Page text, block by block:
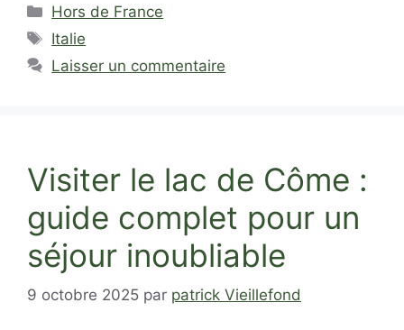
Catégories
Hors de France
Étiquettes
Italie
Laisser un commentaire
Visiter le lac de Côme :
guide complet pour un
séjour inoubliable
9 octobre 2025 par patrick Vieillefond